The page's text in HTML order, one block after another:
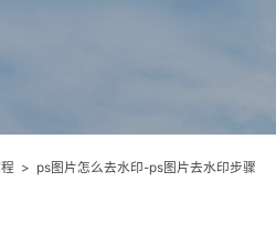
> ps图片怎么去水印-ps图片去水印步骤